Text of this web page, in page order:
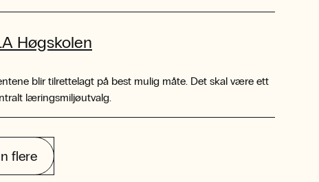
Høgskolen
blir tilrettelagt på best mulig måte. Det skal være ett
læringsmiljøutvalg.
flere